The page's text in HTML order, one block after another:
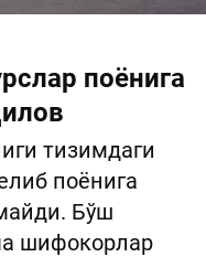
поёнига
тизимдаги
поёнига
Бўш
шифокорлар